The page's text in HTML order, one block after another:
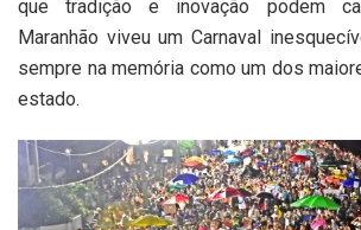
que tradição e inovação podem
Maranhão viveu um Carnaval
sempre na memória como um dos
estado.